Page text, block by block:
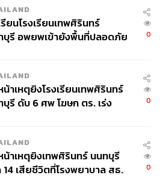
ยนโรงเรียนเทพศิรินทร์
บุรี อพยพเข้ายังพื้นที่ปลอดภัย
0
าเหตุยิงโรงเรียนเทพศิรินทร์
บุรี ดับ 6 ศพ โฆษก ตร. เร่ง
0
น้าเหตุยิงเทพศิรินทร์ นนทบุรี
14 เสียชีวิตที่โรงพยาบาล สธ.
0